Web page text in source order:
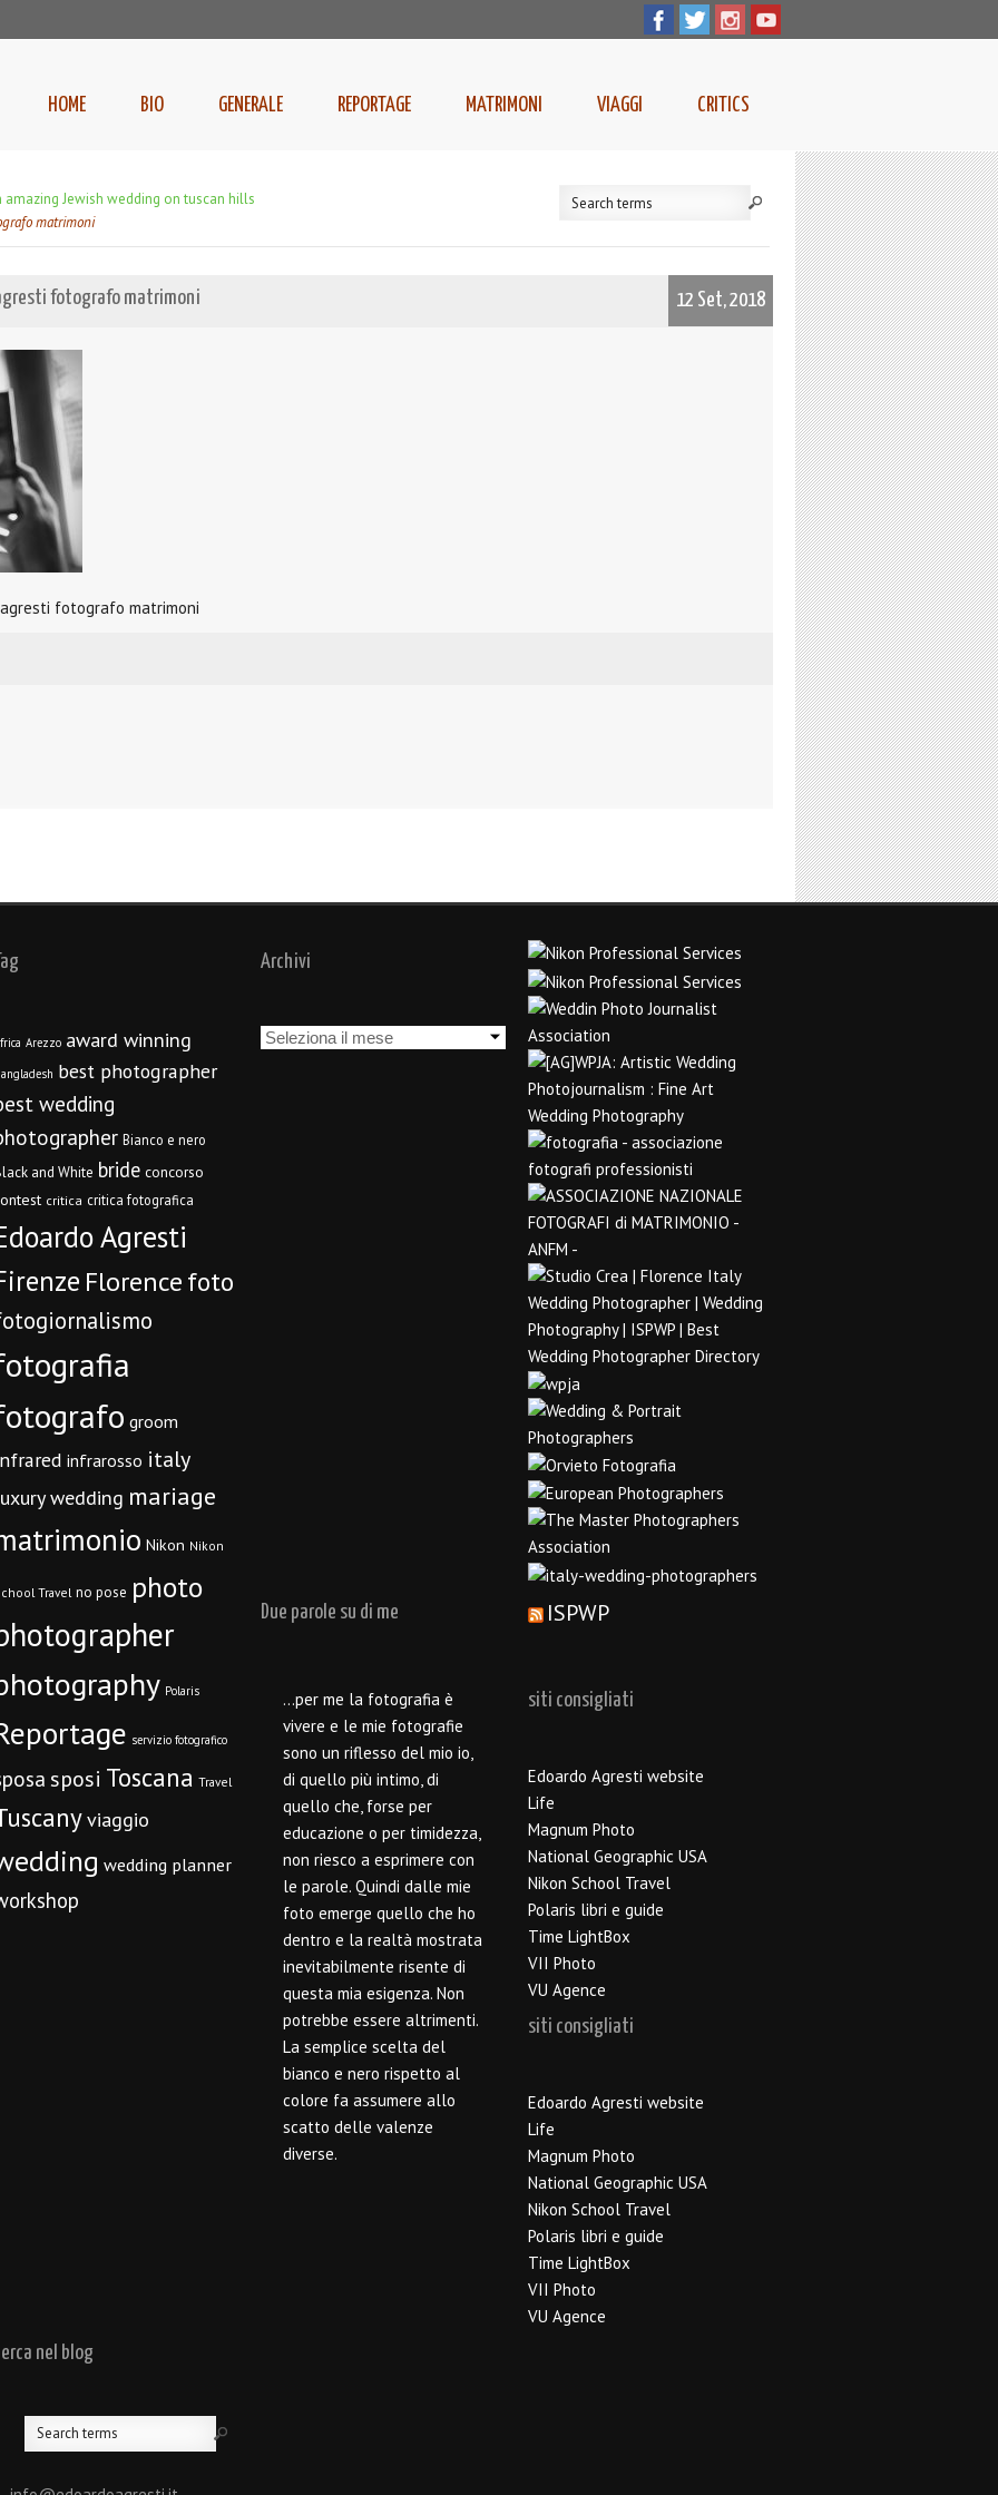
HOME BIO GENERALE REPORTAGE MATRIMONI VIAGGI CRITICS
Jewish wedding on tuscan hills
matrimoni
fotografo matrimoni 12 Set, 2018
fotografo matrimoni
Arezzo award winning
best photographer
wedding
Bianco e nero
and White bride concorso
critica critica fotografica
Agresti
Florencefoto
groom
infrarosso italy
wedding mariage
Nikon Nikon
Travel no pose photo
Polaris
servizio fotografico
sposi Toscana Travel
viaggio
wedding planner
Archivi
Archivi
Due parole su di me
…per me la fotografia è
vivere e le mie fotografie
sono un riflesso del mio io,
di quello più intimo, di
quello che, forse per
educazione o per timidezza,
non riesco a esprimere con
le parole. Quindi dalle mie
foto emerge quello che ho
dentro e la realtà mostrata
inevitabilmente risente di
questa mia esigenza. Non
potrebbe essere altrimenti.
La semplice scelta del
bianco e nero rispetto al
colore fa assumere allo
scatto delle valenze
diverse.
ISPWP
siti consigliati
Edoardo Agresti website
Life
Magnum Photo
National Geographic USA
Nikon School Travel
Polaris libri e guide
Time LightBox
VII Photo
VU Agence
siti consigliati
Edoardo Agresti website
Life
Magnum Photo
National Geographic USA
Nikon School Travel
Polaris libri e guide
Time LightBox
VII Photo
VU Agence
nel blog